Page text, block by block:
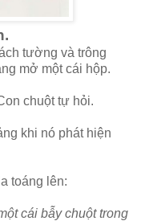
tường và trông
mở một cái hộp.
chuột tự hỏi.
khi nó phát hiện
toáng lên:
cái bẫy chuột trong